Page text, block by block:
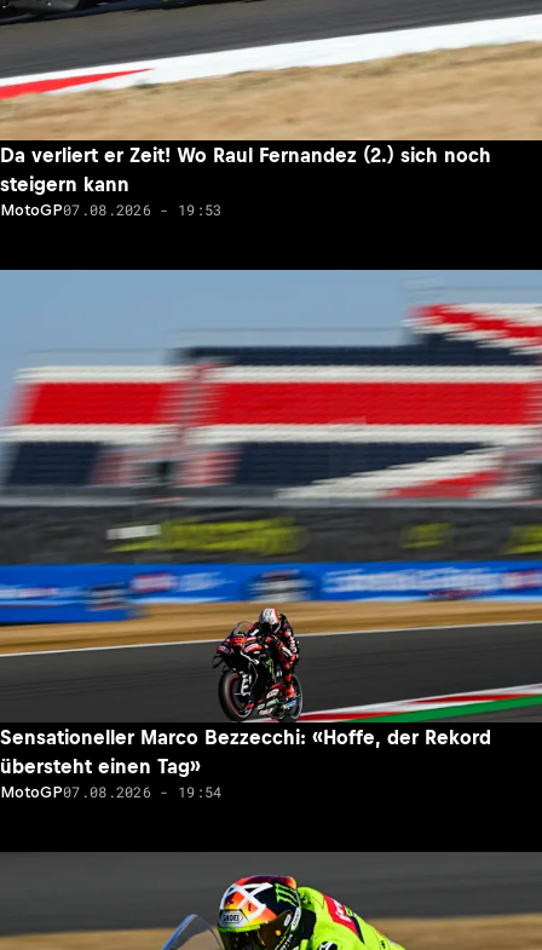
Da verliert er Zeit! Wo Raul Fernandez (2.) sich noch
steigern kann
MotoGP07.08.2026 - 19:53
Sensationeller Marco Bezzecchi: «Hoffe, der Rekord
übersteht einen Tag»
MotoGP07.08.2026 - 19:54